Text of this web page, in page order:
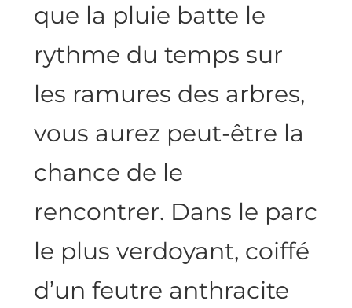
que la pluie batte le
rythme du temps sur
les ramures des arbres,
vous aurez peut-être la
chance de le
rencontrer. Dans le parc
le plus verdoyant, coiffé
d’un feutre anthracite